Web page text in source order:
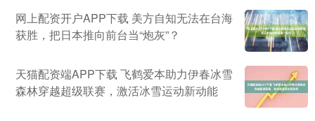
网上配资开户APP下载 美方自知无法在台海
获胜，把日本推向前台当“炮灰”？
天猫配资端APP下载 飞鹤爱本助力伊春冰雪
森林穿越超级联赛，激活冰雪运动新动能